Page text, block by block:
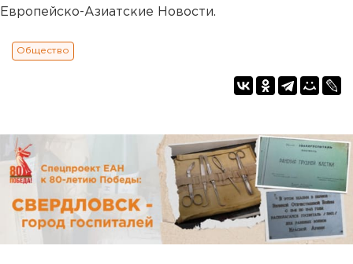
Европейско-Азиатские Новости.
Общество